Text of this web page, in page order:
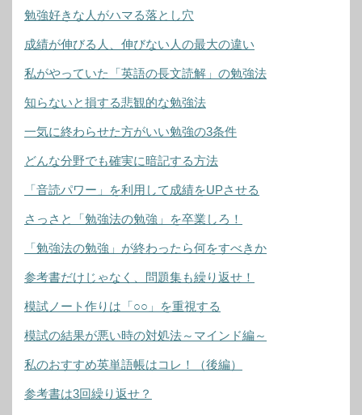
勉強好きな人がハマる落とし穴
成績が伸びる人、伸びない人の最大の違い
私がやっていた「英語の長文読解」の勉強法
知らないと損する悲観的な勉強法
一気に終わらせた方がいい勉強の3条件
どんな分野でも確実に暗記する方法
「音読パワー」を利用して成績をUPさせる
さっさと「勉強法の勉強」を卒業しろ！
「勉強法の勉強」が終わったら何をすべきか
参考書だけじゃなく、問題集も繰り返せ！
模試ノート作りは「○○」を重視する
模試の結果が悪い時の対処法～マインド編～
私のおすすめ英単語帳はコレ！（後編）
参考書は3回繰り返せ？